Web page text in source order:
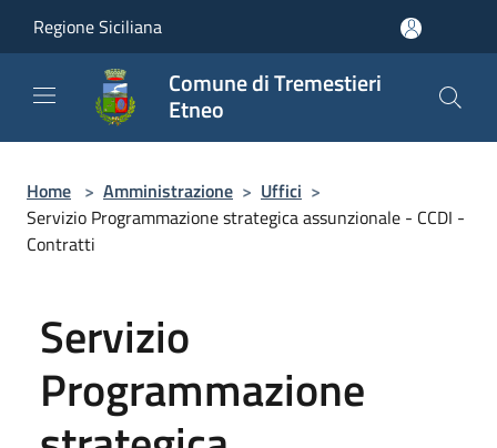
Regione Siciliana
Comune di Tremestieri
Etneo
Home > Amministrazione > Uffici >
Servizio Programmazione strategica assunzionale - CCDI -
Contratti
Servizio
Programmazione